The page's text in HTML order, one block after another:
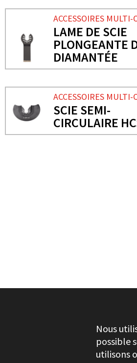
ACCESSOIRES MULTI-
LAME DE SCIE
PLONGEANTE
DIAMANTÉE
ACCESSOIRES MULTI-
SCIE SEMI-
CIRCULAIRE
GRATTOIR
Nous
possible
utilisons